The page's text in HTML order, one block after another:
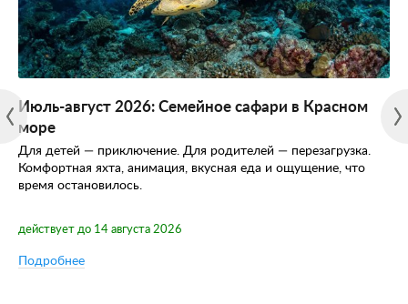
Июль-август 2026: Семейное сафари в Красном
море
Для детей — приключение. Для родителей — перезагрузка.
Комфортная яхта, анимация, вкусная еда и ощущение, что
время остановилось.
действует до 14 августа 2026
Подробнее